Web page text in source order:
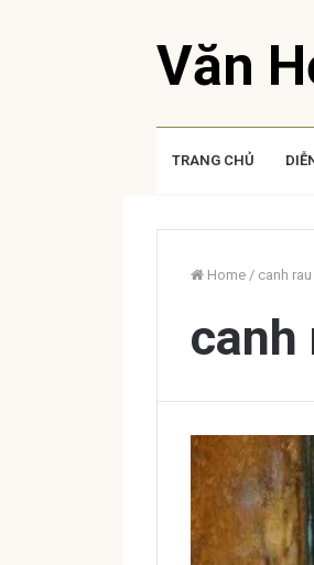
Văn
TRANG CHỦ
Home / canh
canh